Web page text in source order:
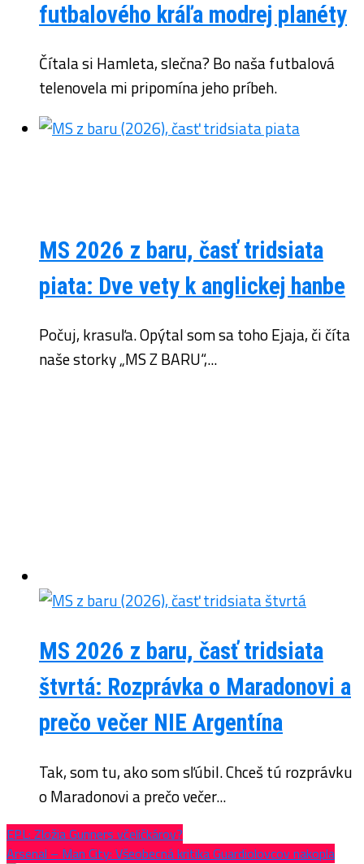
futbalového kráľa modrej planéty
Čítala si Hamleta, slečna? Bo naša futbalová
telenovela mi pripomína jeho príbeh.
MS 2026 z baru, časť tridsiata
piata: Dve vety k anglickej hanbe
Počuj, krasuľa. Opýtal som sa toho Ejaja, či číta
naše storky „MS Z BARU“,...
MS 2026 z baru, časť tridsiata
štvrtá: Rozprávka o Maradonovi a
prečo večer NIE Argentína
Tak, som tu, ako som sľúbil. Chceš tú rozprávku
o Maradonovi a prečo večer...
EPL: Zložia Gunners včeličkárov?
Arsenal – Man City: Všeobecná kritika Guardiolovcov nakopla